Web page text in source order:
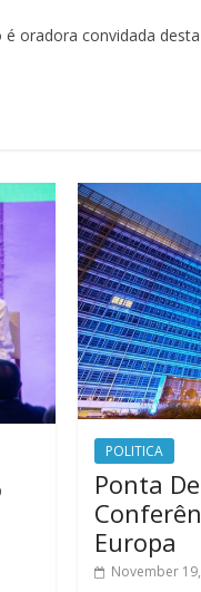
oradora convidada
POLITICA
Ponta
Europa
November